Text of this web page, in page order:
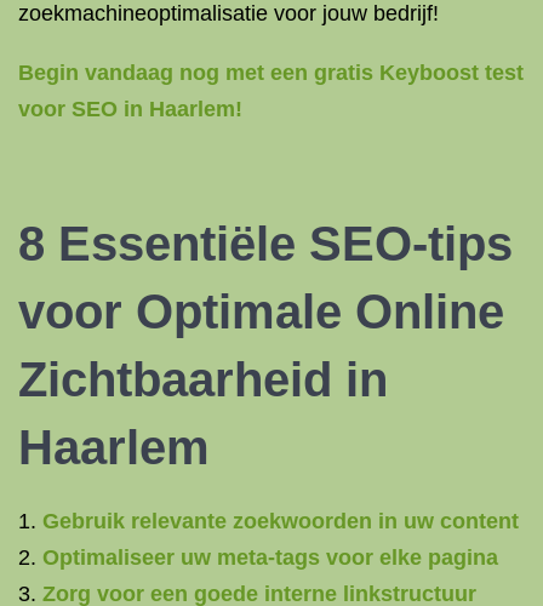
zoekmachineoptimalisatie voor jouw bedrijf!
Begin vandaag nog met een gratis Keyboost test
voor SEO in Haarlem!
8 Essentiële SEO-tips
voor Optimale Online
Zichtbaarheid in
Haarlem
Gebruik relevante zoekwoorden in uw content
Optimaliseer uw meta-tags voor elke pagina
Zorg voor een goede interne linkstructuur